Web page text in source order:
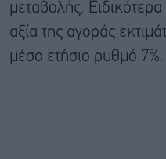
μεταβολής.
αξία της αγοράς
μέσο ετήσιο ρυθμό 7%.